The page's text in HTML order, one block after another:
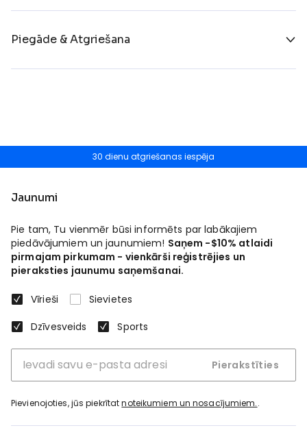
Piegāde & Atgriešana
30 dienu atgriešanas iespēja
Jaunumi
Pie tam, Tu vienmēr būsi informēts par labākajiem
piedāvājumiem un jaunumiem! Saņem -$10% atlaidi
pirmajam pirkumam - vienkārši reģistrējies un
pieraksties jaunumu saņemšanai.
Vīrieši
Sievietes
Dzīvesveids
Sports
Pierakstīties
Pievienojoties, jūs piekrītatnoteikumiem un nosacījumiem..